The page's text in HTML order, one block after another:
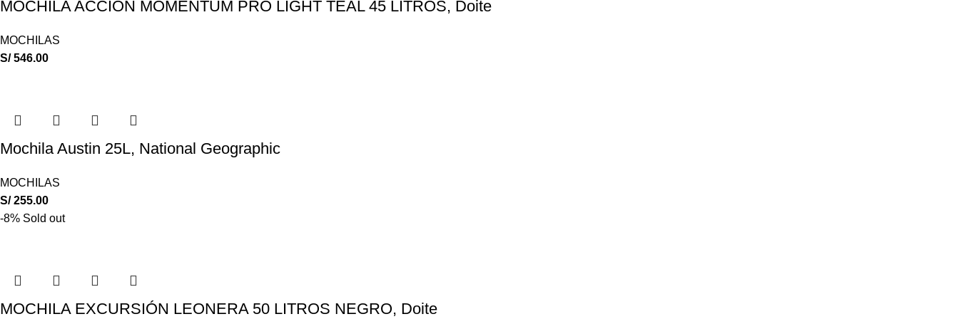
MOCHILA ACCIÓN MOMENTUM PRO LIGHT TEAL 45 LITROS, Doite
MOCHILAS
S/546.00
Mochila Austin 25L, National Geographic
MOCHILAS
S/255.00
-8% Sold out
MOCHILA EXCURSIÓN LEONERA 50 LITROS NEGRO, Doite